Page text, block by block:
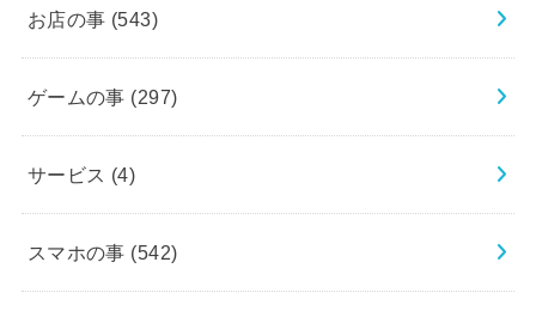
お店の事 (543)
ゲームの事 (297)
サービス (4)
スマホの事 (542)